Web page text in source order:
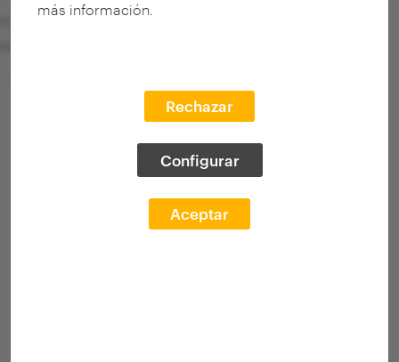
más información.
Rechazar
Configurar
Aceptar